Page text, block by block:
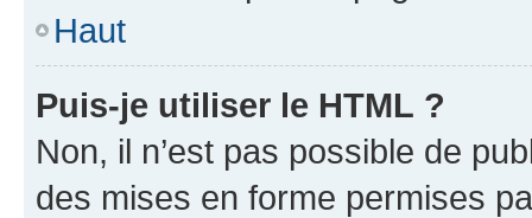
Haut
Puis-je utiliser le HTML ?
Non, il n’est pas possible de
des mises en forme permises